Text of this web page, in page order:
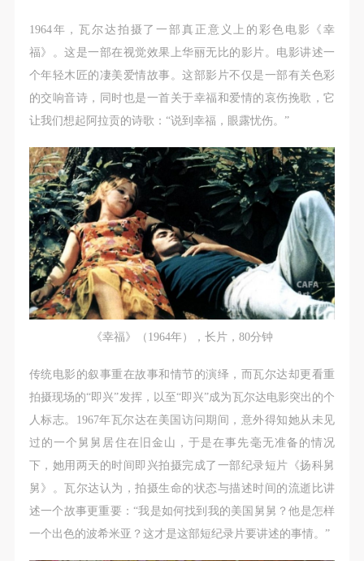
1964年，瓦尔达拍摄了一部真正意义上的彩色电影《幸
福》。这是一部在视觉效果上华丽无比的影片。电影讲述一
个年轻木匠的凄美爱情故事。这部影片不仅是一部有关色彩
的交响音诗，同时也是一首关于幸福和爱情的哀伤挽歌，它
让我们想起阿拉贡的诗歌：“说到幸福，眼露忧伤。”
《幸福》（1964年），长片，80分钟
传统电影的叙事重在故事和情节的演绎，而瓦尔达却更看重
拍摄现场的“即兴”发挥，以至“即兴”成为瓦尔达电影突出的个
人标志。1967年瓦尔达在美国访问期间，意外得知她从未见
过的一个舅舅居住在旧金山，于是在事先毫无准备的情况
下，她用两天的时间即兴拍摄完成了一部纪录短片《扬科舅
舅》。瓦尔达认为，拍摄生命的状态与描述时间的流逝比讲
述一个故事更重要：“我是如何找到我的美国舅舅？他是怎样
一个出色的波希米亚？这才是这部短纪录片要讲述的事情。”
快捷登录 帐号密码登录
手机号码
发送验证码
手机号码将作为您的登录账号
登录
可使用雅昌艺术网会员账户登录